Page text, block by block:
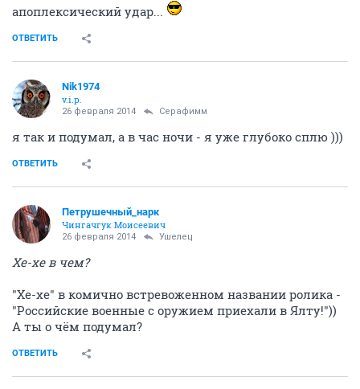
апоплексический удар...
ОТВЕТИТЬ
Nik1974
v.i.p.
26 февраля 2014 Серафимм
я так и подумал, а в час ночи - я уже глубоко сплю )))
ОТВЕТИТЬ
Петрушечный_нарк
Чингачгук Моисеевич
26 февраля 2014 Ушелец
Хе-хе в чем?
"Хе-хе" в комично встревоженном названии ролика -
"Российские военные с оружием приехали в Ялту!"))
А ты о чём подумал?
ОТВЕТИТЬ